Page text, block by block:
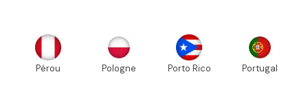
Pérou Pologne Porto Rico Portugal